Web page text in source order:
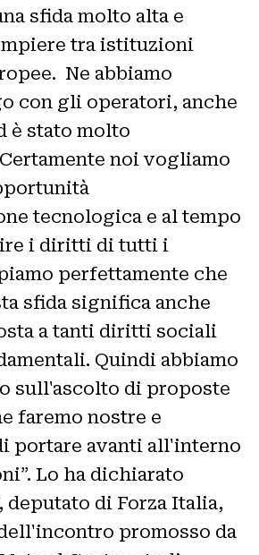
sfida molto alta e
tra istituzioni
Ne abbiamo
con gli operatori, anche
è stato molto
noi vogliamo
tecnologica e al tempo
i diritti di tutti i
perfettamente che
sfida significa anche
a tanti diritti sociali
Quindi abbiamo
sull'ascolto di proposte
faremo nostre e
portare avanti all'interno
Lo ha dichiarato
deputato di Forza Italia,
promosso da